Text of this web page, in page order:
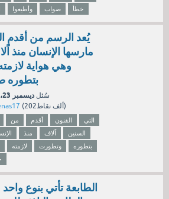
وأطيعوا صواب خطأ
يُعد الرسم من أقدم
مارسها الإنسان منذ
وهي هواية
بتطوره
سُئل ديسمبر 23، 2024
( 202ألفنقاط)
من أقدم الفنون
التي
منذ اًلاف
السنين
لازمته وتطورت
بتطوره
الطابعة تأتي بنوع